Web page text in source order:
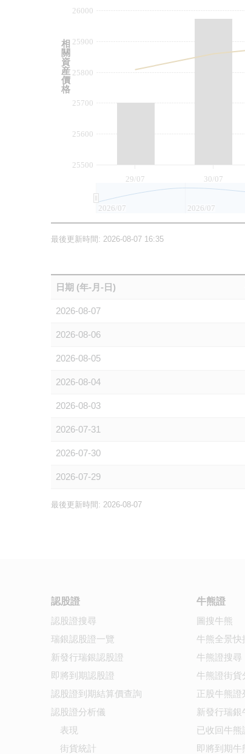
29/07 30/07
25500
25600
25700
25800
25900
26000
2026/07 2026/07
相
關
資
産
價
格
最後更新時間: 2026-08-07 16:35
日期 (年-月-日)
2026-08-07
2026-08-06
2026-08-05
2026-08-04
2026-08-03
2026-07-31
2026-07-30
2026-07-29
最後更新時間: 2026-08-07
認股證
認股證搜尋
瑞銀認股證一覽
新發行瑞銀認股證
即將到期認股證
認股證到期結算價查詢
認股證分析儀
表現
街貨統計
牛熊證
圖搜牛熊
牛熊全景快
牛熊證搜尋
牛熊證街貨
正股牛熊證
新發行瑞銀
已收回牛熊
即將到期牛